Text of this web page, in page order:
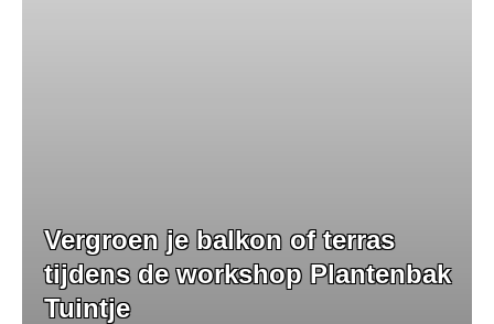
Vergroen je balkon of terras
tijdens de workshop Plantenbak
Tuintje